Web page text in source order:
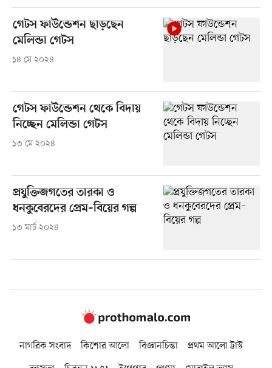
গেটস ফাউন্ডেশন ছাড়ছেন
মেলিন্ডা গেটস
১৪ মে ২০২৪
গেটস ফাউন্ডেশন থেকে বিদায়
নিচ্ছেন মেলিন্ডা গেটস
১৩ মে ২০২৪
প্রযুক্তিজগতের তারকা ও
ধনকুবেরদের প্রেম–বিয়ের গল্প
১৩ মার্চ ২০২৪
নাগরিক সংবাদ কিশোর আলো বিজ্ঞানচিন্তা
প্রথম আলো ট্রাস্ট